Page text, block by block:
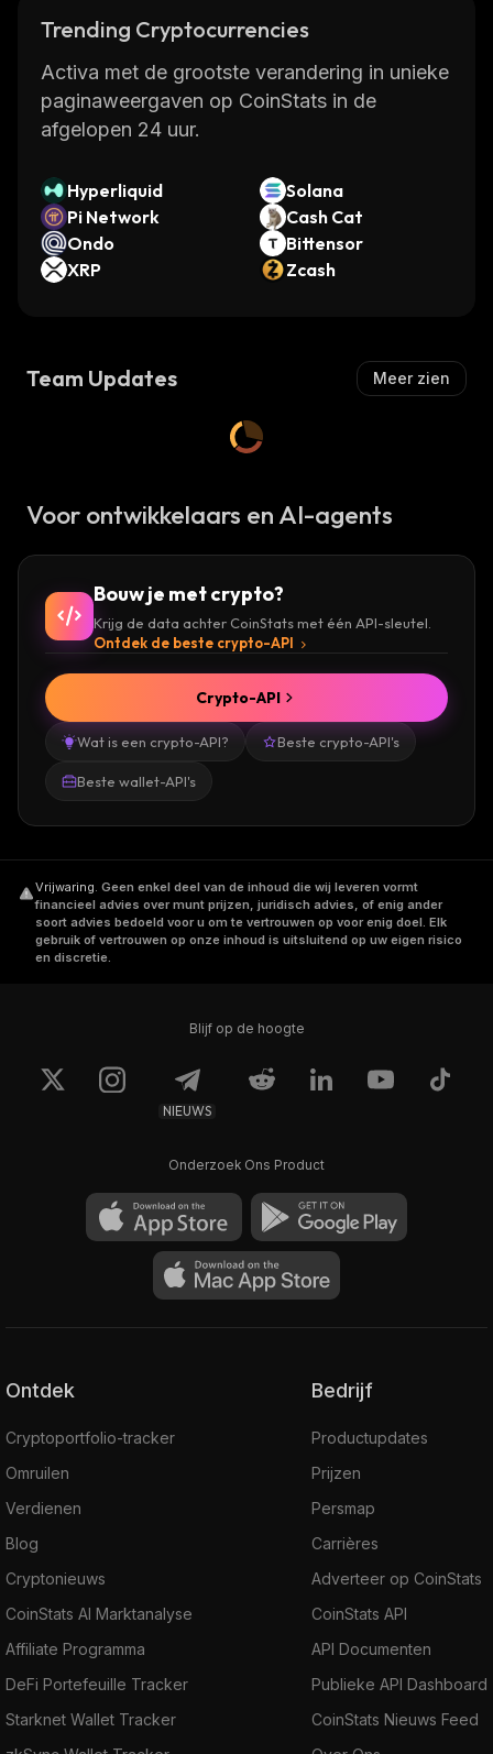
Trending Cryptocurrencies
Activa met de grootste verandering in unieke
paginaweergaven op CoinStats in de
afgelopen 24 uur.
Hyperliquid
Solana
Pi Network
Cash Cat
Ondo
Bittensor
XRP
Zcash
Team Updates Meer zien
Voor ontwikkelaars en AI-agents
Bouw je met crypto?
Krijg de data achter CoinStats met één API-sleutel.
Ontdek de beste crypto-API
Wat is een crypto-API? Beste crypto-API's
Beste wallet-API's
Crypto-API
Vrijwaring. Geen enkel deel van de inhoud die wij leveren vormt
financieel advies over munt prijzen, juridisch advies, of enig ander
soort advies bedoeld voor u om te vertrouwen op voor enig doel. Elk
gebruik of vertrouwen op onze inhoud is uitsluitend op uw eigen risico
en discretie.
Blijf op de hoogte
NIEUWS
Onderzoek Ons Product
Ontdek
Cryptoportfolio-tracker
Omruilen
Verdienen
Blog
Cryptonieuws
CoinStats AI Marktanalyse
Affiliate Programma
DeFi Portefeuille Tracker
Starknet Wallet Tracker
Bedrijf
Productupdates
Prijzen
Persmap
Carrières
Adverteer op CoinStats
CoinStats API
API Documenten
Publieke API Dashboard
CoinStats Nieuws Feed